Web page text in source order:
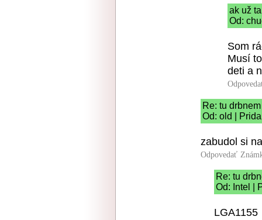
ak už
Od:
Som
Musí
deti a
Re: tu
Od: old |
zabudol si
Odpovedať
Re: tu
Od: Intel |
LGA1155